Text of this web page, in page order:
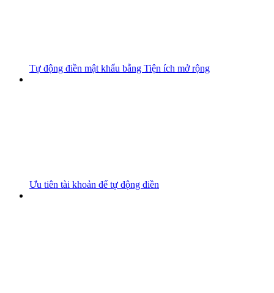
Tự động điền mật khẩu bằng Tiện ích mở rộng
Ưu tiên tài khoản để tự động điền